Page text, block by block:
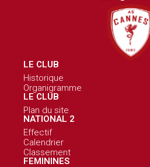
LE CLUB
Historique
Organigramme
LE CLUB
Plan du site
NATIONAL 2
Effectif
Calendrier
Classement
FEMININES